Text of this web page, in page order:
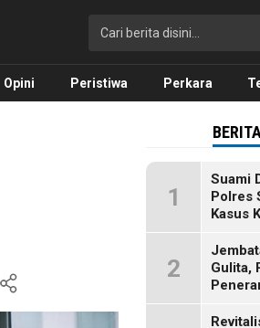
Opini Peristiwa Perkara
1
Suami
Polres
Kasus
2
Gulita,